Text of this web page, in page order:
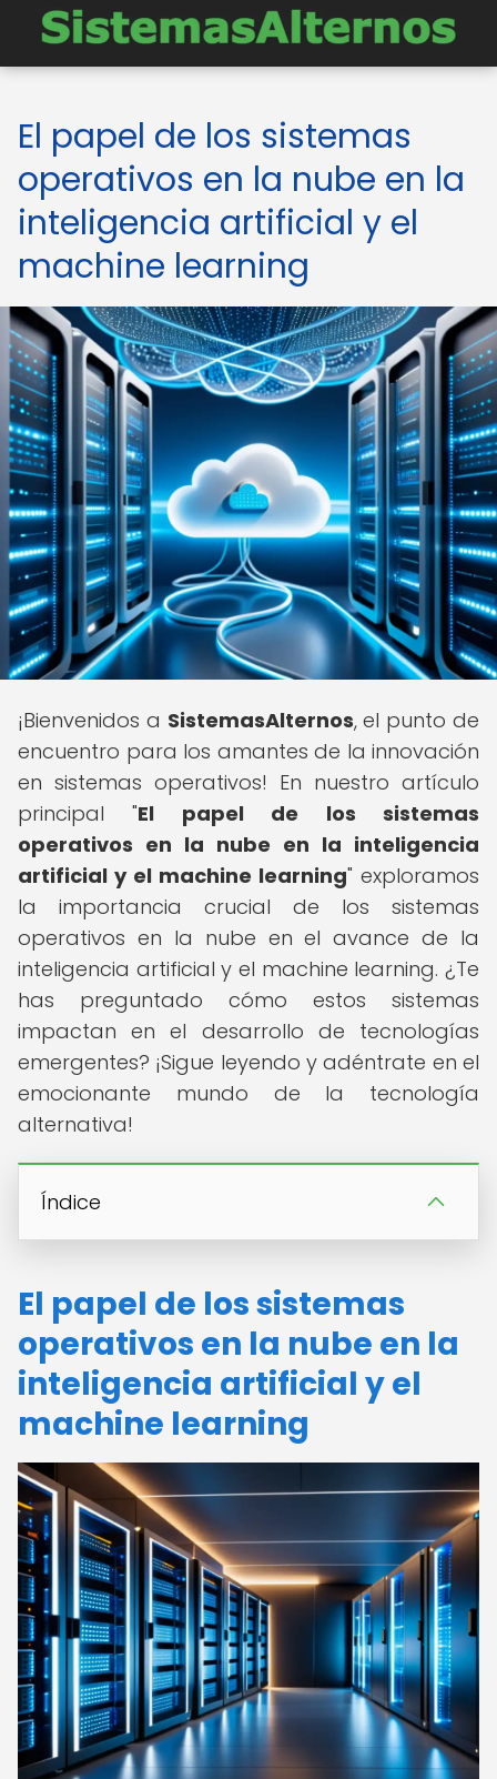
El papel de los sistemas
operativos en la nube en la
inteligencia artificial y el
machine learning
¡Bienvenidos a SistemasAlternos, el punto de
encuentro para los amantes de la innovación
en sistemas operativos! En nuestro artículo
principal "El papel de los sistemas
operativos en la nube en la inteligencia
artificial y el machine learning" exploramos
la importancia crucial de los sistemas
operativos en la nube en el avance de la
inteligencia artificial y el machine learning. ¿Te
has preguntado cómo estos sistemas
impactan en el desarrollo de tecnologías
emergentes? ¡Sigue leyendo y adéntrate en el
emocionante mundo de la tecnología
alternativa!
Índice
El papel de los sistemas
operativos en la nube en la
inteligencia artificial y el
machine learning